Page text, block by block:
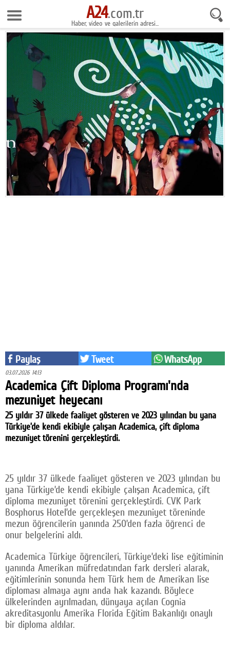
9 Ağustos 2026 11:50:09
Anasayfa
Foto Galeri
Gazeteler
Video Galeri
Gündem
Ekonomi
Yaşam
Magazin
Teknoloji
Kültür-sanat
Sağlık
Yazarlar
Künye
İletişim
Twitter
Google Plus
© 2026 TÜM HAKLARI SAKLIDIR
A24.com.tr
Haber, video ve galerilerin adresi...
Paylaş Tweet WhatsApp
03.07.2026 14:13
Academica Çift Diploma Programı'nda
mezuniyet heyecanı
25 yıldır 37 ülkede faaliyet gösteren ve 2023 yılından bu yana
Türkiye’de kendi ekibiyle çalışan Academica, çift diploma
mezuniyet törenini gerçekleştirdi.
25 yıldır 37 ülkede faaliyet gösteren ve 2023 yılından bu
yana Türkiye’de kendi ekibiyle çalışan Academica, çift
diploma mezuniyet törenini gerçekleştirdi. CVK Park
Bosphorus Hotel’de gerçekleşen mezuniyet töreninde
mezun öğrencilerin yanında 250’den fazla öğrenci de
onur belgelerini aldı.
Academica Türkiye öğrencileri, Türkiye’deki lise eğitiminin
yanında Amerikan müfredatından fark dersleri alarak,
eğitimlerinin sonunda hem Türk hem de Amerikan lise
diploması almaya aynı anda hak kazandı. Böylece
ülkelerinden ayrılmadan, dünyaya açılan Cognia
akreditasyonlu Amerika Florida Eğitim Bakanlığı onaylı
bir diploma aldılar.